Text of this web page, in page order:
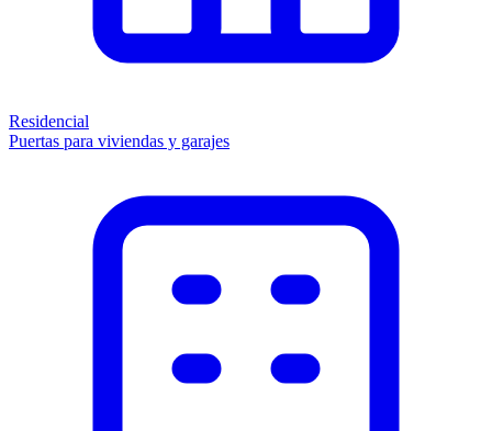
Residencial
Puertas para viviendas y garajes